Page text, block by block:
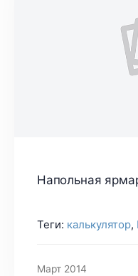
Напольная
Теги: калькулятор,
Март 2014